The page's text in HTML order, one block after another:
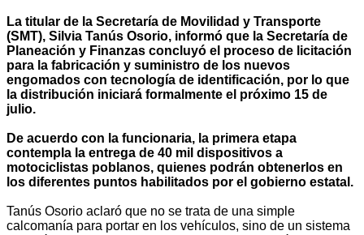
La titular de la Secretaría de Movilidad y Transporte
(SMT), Silvia Tanús Osorio, informó que la Secretaría de
Planeación y Finanzas concluyó el proceso de licitación
para la fabricación y suministro de los nuevos
engomados con tecnología de identificación, por lo que
la distribución iniciará formalmente el próximo 15 de
julio.
De acuerdo con la funcionaria, la primera etapa
contempla la entrega de 40 mil dispositivos a
motociclistas poblanos, quienes podrán obtenerlos en
los diferentes puntos habilitados por el gobierno estatal.
Tanús Osorio aclaró que no se trata de una simple
calcomanía para portar en los vehículos, sino de un sistema